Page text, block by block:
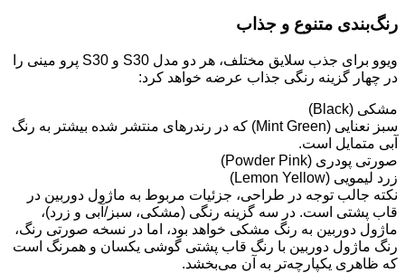
رنگ‌بندی متنوع و جذاب
ویوو برای جذب سلایق مختلف، هر دو مدل S30 و S30 پرو مینی را
در چهار گزینه رنگی جذاب عرضه خواهد کرد:
مشکی (Black)
سبز نعنایی (Mint Green) که در رندرهای منتشر شده بیشتر به رنگ
آبی متمایل است.
صورتی پودری (Powder Pink)
زرد لیمویی (Lemon Yellow)
نکته جالب توجه در طراحی، جزئیات مربوط به ماژول دوربین در
قاب پشتی است. در سه گزینه رنگی (مشکی، سبز/آبی و زرد)،
ماژول دوربین به رنگ مشکی خواهد بود، اما در نسخه صورتی رنگ،
رنگ ماژول دوربین با رنگ قاب پشتی گوشی یکسان و همرنگ است
که ظاهری یکپارچه‌تر به آن می‌بخشد.